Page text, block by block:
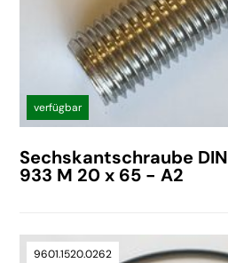
verfügbar
Sechskantschraube DIN
933 M 20 x 65 - A2
9601.1520.0262